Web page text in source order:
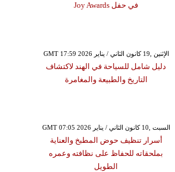
في حفل Joy Awards
GMT 17:59 2026 الإثنين ,19 كانون الثاني / يناير
دليل شامل للسياحة في الهند لاكتشاف
التاريخ والطبيعة والمغامرة
GMT 07:05 2026 السبت ,10 كانون الثاني / يناير
أسرار تنظيف حوض المطبخ والعناية
بملحقاته للحفاظ على نظافته وعمره
الطويل